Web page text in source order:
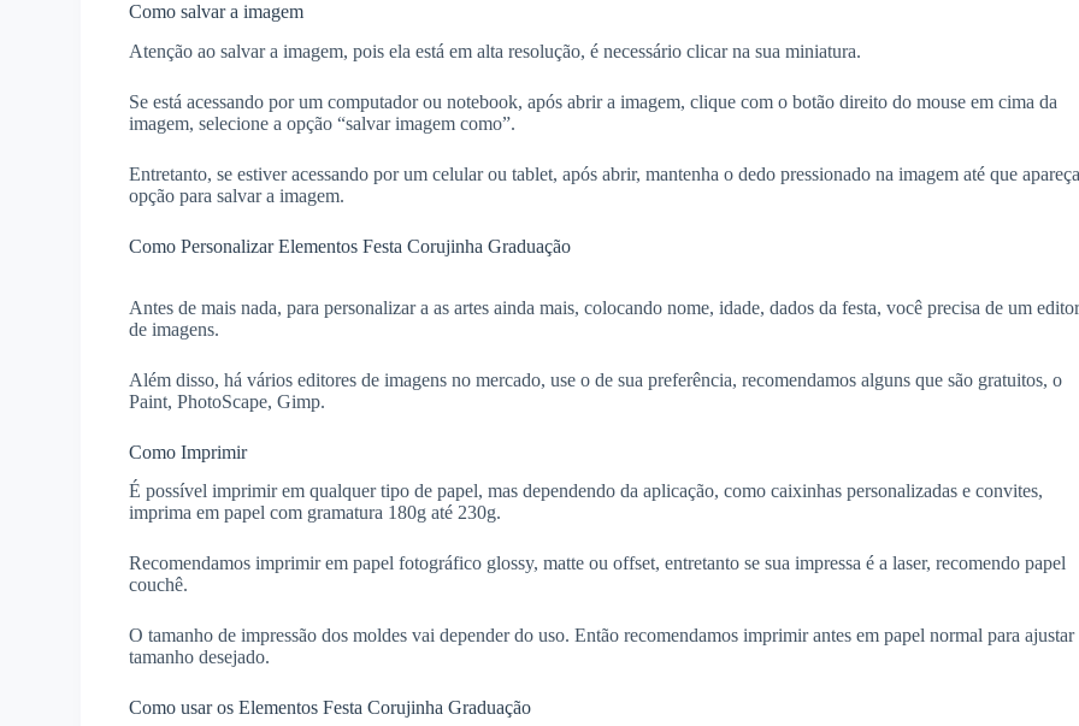
Como salvar a imagem
Atenção ao salvar a imagem, pois ela está em alta resolução, é necessário clicar na sua miniatura.
Se está acessando por um computador ou notebook, após abrir a imagem, clique com o botão direito do mouse em cima da
imagem, selecione a opção “salvar imagem como”.
Entretanto, se estiver acessando por um celular ou tablet, após abrir, mantenha o dedo pressionado na imagem até que
opção para salvar a imagem.
Como Personalizar Elementos Festa Corujinha Graduação
Antes de mais nada, para personalizar a as artes ainda mais, colocando nome, idade, dados da festa, você precisa de um
de imagens.
Além disso, há vários editores de imagens no mercado, use o de sua preferência, recomendamos alguns que são gratuitos, o
Paint, PhotoScape, Gimp.
Como Imprimir
É possível imprimir em qualquer tipo de papel, mas dependendo da aplicação, como caixinhas personalizadas e convites,
imprima em papel com gramatura 180g até 230g.
Recomendamos imprimir em papel fotográfico glossy, matte ou offset, entretanto se sua impressa é a laser, recomendo papel
couchê.
O tamanho de impressão dos moldes vai depender do uso. Então recomendamos imprimir antes em papel normal para ajustar
tamanho desejado.
Como usar os Elementos Festa Corujinha Graduação